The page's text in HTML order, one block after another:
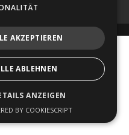
LinkedIn
Magyar
AKZEPTIEREN
ABLEHNEN
ANZEIGEN
BY COOKIESCRIPT